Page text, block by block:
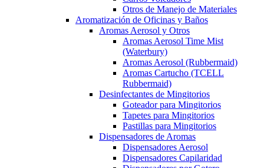
Otros de Manejo de Materiales
Aromatización de Oficinas y Baños
Aromas Aerosol y Otros
Aromas Aerosol Time Mist
(Waterbury)
Aromas Aerosol (Rubbermaid)
Aromas Cartucho (TCELL
Rubbermaid)
Desinfectantes de Mingitorios
Goteador para Mingitorios
Tapetes para Mingitorios
Pastillas para Mingitorios
Dispensadores de Aromas
Dispensadores Aerosol
Dispensadores Capilaridad